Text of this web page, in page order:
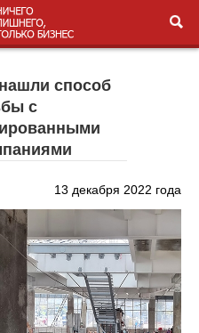
способ
с
13 декабря 2022 года